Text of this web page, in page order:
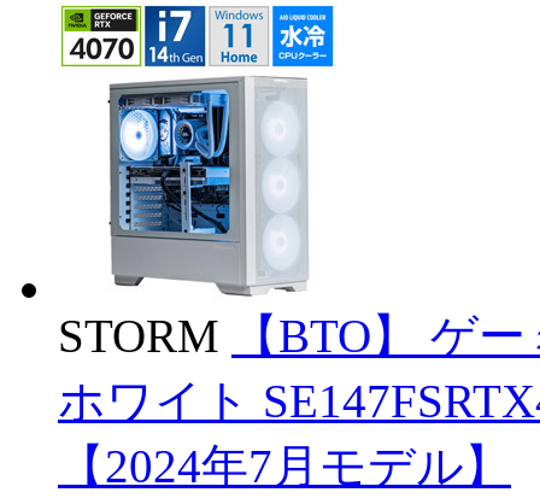
STORM
【BTO】 ゲ
ホワイト
【2024年7月モデル】